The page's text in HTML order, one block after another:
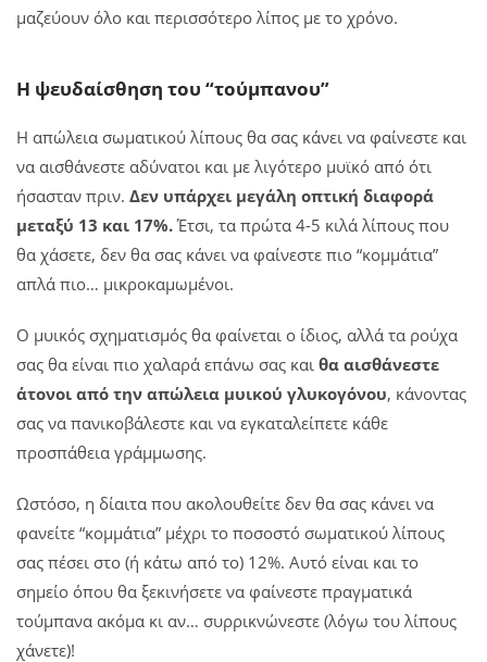
μαζεύουν όλο και περισσότερο λίπος με το χρόνο.
Η ψευδαίσθηση του “τούμπανου”
Η απώλεια σωματικού λίπους θα σας κάνει να φαίνεστε και
να αισθάνεστε αδύνατοι και με λιγότερο μυϊκό από ότι
ήσασταν πριν. Δεν υπάρχει μεγάλη οπτική διαφορά
μεταξύ 13 και 17%.Έτσι, τα πρώτα 4-5 κιλά λίπους που
θα χάσετε, δεν θα σας κάνει να φαίνεστε πιο “κομμάτια”
απλά πιο… μικροκαμωμένοι.
Ο μυικός σχηματισμός θα φαίνεται ο ίδιος, αλλά τα ρούχα
σας θα είναι πιο χαλαρά επάνω σας και θα αισθάνεστε
άτονοι από την απώλεια μυικού γλυκογόνου, κάνοντας
σας να πανικοβάλεστε και να εγκαταλείπετε κάθε
προσπάθεια γράμμωσης.
Ωστόσο, η δίαιτα που ακολουθείτε δεν θα σας κάνει να
φανείτε “κομμάτια” μέχρι το ποσοστό σωματικού λίπους
σας πέσει στο (ή κάτω από το) 12%. Αυτό είναι και το
σημείο όπου θα ξεκινήσετε να φαίνεστε πραγματικά
τούμπανα ακόμα κι αν… συρρικνώνεστε (λόγω του λίπους
χάνετε)!